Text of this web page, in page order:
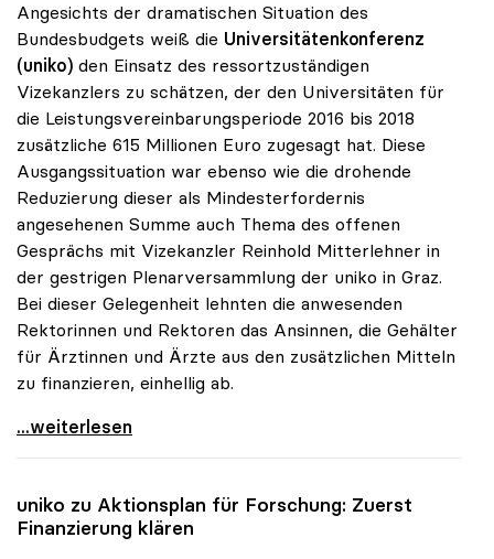
Angesichts der dramatischen Situation des
Bundesbudgets weiß die Universitätenkonferenz
(uniko) den Einsatz des ressortzuständigen
Vizekanzlers zu schätzen, der den Universitäten für
die Leistungsvereinbarungsperiode 2016 bis 2018
zusätzliche 615 Millionen Euro zugesagt hat. Diese
Ausgangssituation war ebenso wie die drohende
Reduzierung dieser als Mindesterfordernis
angesehenen Summe auch Thema des offenen
Gesprächs mit Vizekanzler Reinhold Mitterlehner in
der gestrigen Plenarversammlung der uniko in Graz.
Bei dieser Gelegenheit lehnten die anwesenden
Rektorinnen und Rektoren das Ansinnen, die Gehälter
für Ärztinnen und Ärzte aus den zusätzlichen Mitteln
zu finanzieren, einhellig ab.
uniko: Keine Finanzierung der Ärztegehälter aus
...weiterlesen
uniko zu Aktionsplan für Forschung: Zuerst
Finanzierung klären